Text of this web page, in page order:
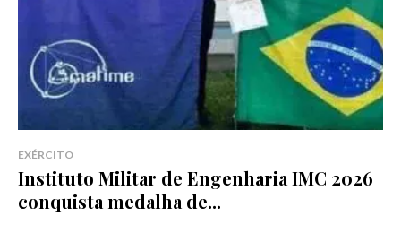
EXÉRCITO
Instituto Militar de Engenharia IMC 2026
conquista medalha de...